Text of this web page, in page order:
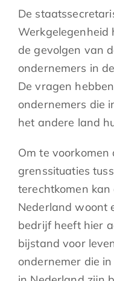
De
Werkgelegenheid
de gevolgen van
ondernemers in
De vragen
ondernemers die
het andere land
Om te
grenssituaties
terechtkomen
Nederland woont
bedrijf heeft hier
bijstand voor
ondernemer die